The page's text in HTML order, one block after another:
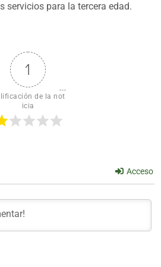
servicios para la tercera edad.
1
de la not
icia
Acceso